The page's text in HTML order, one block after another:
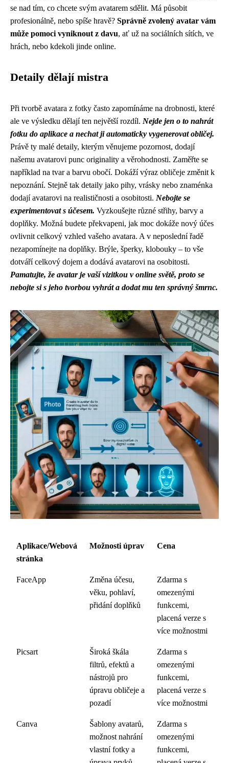
se nad tím, co chcete svým avatarem sdělit. Má působit
profesionálně, nebo spíše hravě? Správně zvolený avatar vám
může pomoci vyniknout z davu, ať už na sociálních sítích, ve
hrách, nebo kdekoli jinde online.
Detaily dělají mistra
Při tvorbě avatara z fotky často zapomínáme na drobnosti, které
ale ve výsledku dělají ten největší rozdíl. Nejde jen o to nahrát
fotku do aplikace a nechat ji automaticky vygenerovat obličej.
Právě ty malé detaily, kterým věnujeme pozornost, dodají
našemu avatarovi punc originality a věrohodnosti. Zaměřte se
například na tvar a barvu obočí. Dokáží výraz obličeje změnit k
nepoznání. Stejně tak detaily jako pihy, vrásky nebo znaménka
dodají avatarovi na realističnosti a osobitosti. Nebojte se
experimentovat s účesem. Vyzkoušejte různé střihy, barvy a
doplňky. Možná budete překvapeni, jak moc dokáže nový účes
ovlivnit celkový vzhled vašeho avatara. A v neposlední řadě
nezapomínejte na doplňky. Brýle, šperky, klobouky – to vše
dotváří celkový dojem a dodává avatarovi na osobitosti.
Pamatujte, že avatar je vaší vizitkou v online světě, proto se
nebojte si s jeho tvorbou vyhrát a dodat mu ten správný šmrnc.
Aplikace/Webová
stránka
Možnosti úprav Cena
FaceApp
Změna účesu,
věku, pohlaví,
přidání doplňků
Zdarma s
omezenými
funkcemi,
placená verze s
více možnostmi
Picsart
Široká škála
filtrů, efektů a
nástrojů pro
úpravu obličeje a
pozadí
Zdarma s
omezenými
funkcemi,
placená verze s
více možnostmi
Canva
Šablony avatarů,
možnost nahrání
vlastní fotky a
Zdarma s
omezenými
funkcemi,